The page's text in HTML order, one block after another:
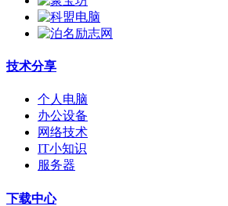
技术分享
个人电脑
办公设备
网络技术
IT小知识
服务器
下载中心